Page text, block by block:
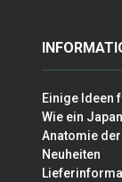
Einige Ideen
Wie ein
Anatomie
Neuheiten